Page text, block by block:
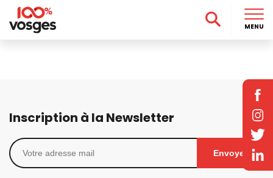
Inscription à la Newsletter
Envoyer
MENU